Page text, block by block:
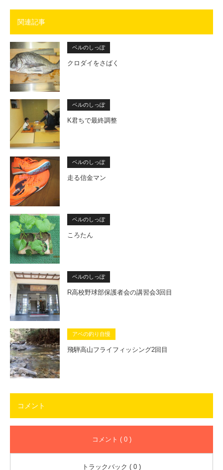
関連記事
ベルのしっぽ
クロダイをさばく
ベルのしっぽ
K君ちで最終調整
ベルのしっぽ
走る信金マン
ベルのしっぽ
ころたん
ベルのしっぽ
R高校野球部保護者会の講習会3回目
アベの釣り自慢
飛騨高山フライフィッシング2回目
コメント
コメント ( 0 )
トラックバック ( 0 )